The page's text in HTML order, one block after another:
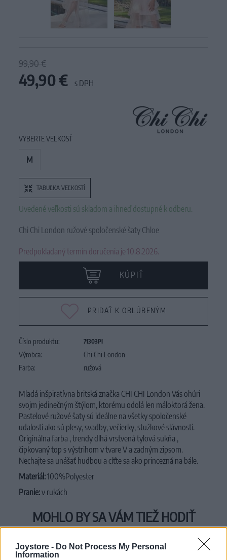
Joystore - Do Not Process My Personal
Information
99,90 €
49,90 € s DPH
VYBERTE VEĽKOSŤ
M
TABUĽKA VEĽKOSTÍ
Uvedené veľkosti sú skladom a ihneď dostupné k odberu.
Chi Chi London ružové spoločenské šaty Chloe
Predpokladaný termín doručenia je 10.8.2026.
KÚPIŤ
PRIDAŤ K OBĽÚBENÝM
Číslo produktu: 71303PI
Výrobca:
Chi Chi London
Farba:
ružová
Mladá inšpiratívna britská značka CHI CHI London Vás ohúri
svojm jedinečným štýlom, ktorému odolá len máloktorá žena.
Pastelové ružové šaty sú ideálne na všetky spoločenské
udalosti ako sú plesy, svadby, večierky, stužkové slávnosti.
Originálna farba , trendy dlhá vrstvená tylová sukňa ,
čipkovaný top s výstrihom v tvare V a zadným zipsom.
Nechajte sa unášať hudbou a cíťte sa ako princezná na bále.
Materiál:100%Polyester
Pranie:v rukách
MOHLO BY SA VÁM TIEŽ HODIŤ